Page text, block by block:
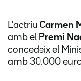
L'actriu Carmen
amb el Premi
concedeix el
amb 30.000